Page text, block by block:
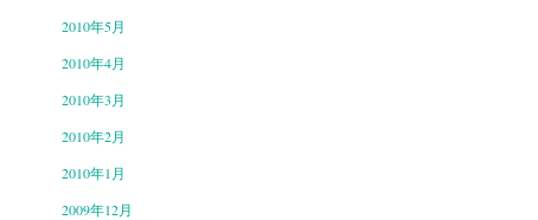
2010年5月
2010年4月
2010年3月
2010年2月
2010年1月
2009年12月